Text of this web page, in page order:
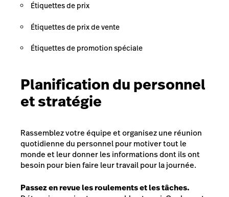
Étiquettes de prix
Étiquettes de prix de vente
Étiquettes de promotion spéciale
Planification du personnel
et stratégie
Rassemblez votre équipe et organisez une réunion
quotidienne du personnel pour motiver tout le
monde et leur donner les informations dont ils ont
besoin pour bien faire leur travail pour la journée.
Passez en revue les roulements et les tâches.